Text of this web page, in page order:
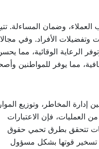
العملاء، وضمان المساءلة.
وتفضيلات الأفراد. وفي
الرعاية الوقائية، مما
مما يوفر للمواطنين
إدارة المخاطر، وتوزيع
العمليات، فإن الاعتبارات
تتحقق بطرق تحمي حقوق
تسخير قوتها بشكل مسؤول